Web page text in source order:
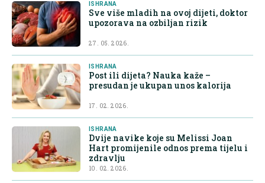
ISHRANA
Sve više mladih na ovoj dijeti, doktor
upozorava na ozbiljan rizik
27. 05. 2026.
ISHRANA
Post ili dijeta? Nauka kaže –
presudan je ukupan unos kalorija
17. 02. 2026.
ISHRANA
Dvije navike koje su Melissi Joan
Hart promijenile odnos prema tijelu i
zdravlju
10. 02. 2026.